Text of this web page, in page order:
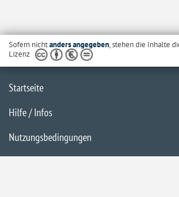
Sofern nichtanders angegeben, stehen die Inhalte
Lizenz
Startseite
Hilfe / Infos
Nutzungsbedingungen